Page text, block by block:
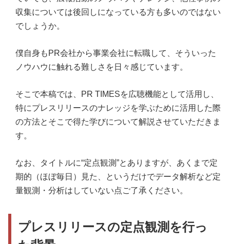
収集については後回しになっている方も多いのではない
でしょうか。
僕自身もPR会社から事業会社に転職して、そういった
ノウハウに触れる難しさを日々感じています。
そこで本稿では、PR TIMESを広聴機能として活用し、
特にプレスリリースのナレッジを学ぶために活用した際
の方法とそこで得た学びについて解説させていただきま
す。
なお、タイトルに“定点観測”とありますが、あくまで定
期的（ほぼ毎日）見た、というだけでデータ解析など定
量観測・分析はしていない点ご了承ください。
プレスリリースの定点観測を行っ